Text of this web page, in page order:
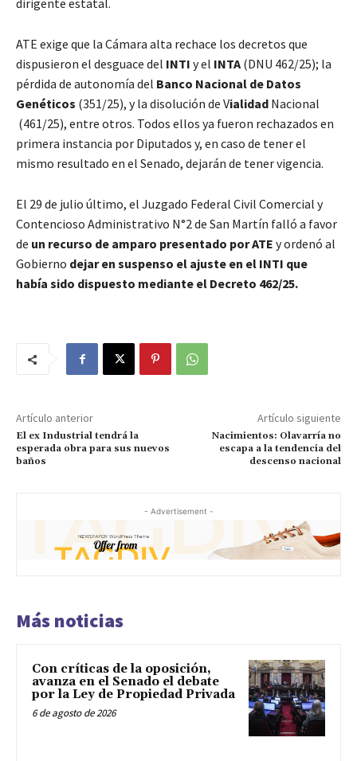
dirigente estatal.
ATE exige que la Cámara alta rechace los decretos que
dispusieron el desguace del INTI y el INTA(DNU 462/25); la
pérdida de autonomía del Banco Nacional de Datos
Genéticos (351/25), y la disolución de Vialidad Nacional
(461/25), entre otros. Todos ellos ya fueron rechazados en
primera instancia por Diputados y, en caso de tener el
mismo resultado en el Senado, dejarán de tener vigencia.
El 29 de julio último, el Juzgado Federal Civil Comercial y
Contencioso Administrativo N°2 de San Martín falló a favor
de un recurso de amparo presentado por ATE y ordenó al
Gobierno dejar en suspenso el ajuste en el INTI que
había sido dispuesto mediante el Decreto 462/25.
Artículo anterior
El ex Industrial tendrá la
esperada obra para sus nuevos
baños
Artículo siguiente
Nacimientos: Olavarría no
escapa a la tendencia del
descenso nacional
- Advertisement -
Más noticias
Con críticas de la oposición,
avanza en el Senado el debate
por la Ley de Propiedad Privada
6 de agosto de 2026